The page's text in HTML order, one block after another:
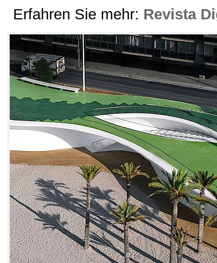
Erfahren Sie mehr: Revista